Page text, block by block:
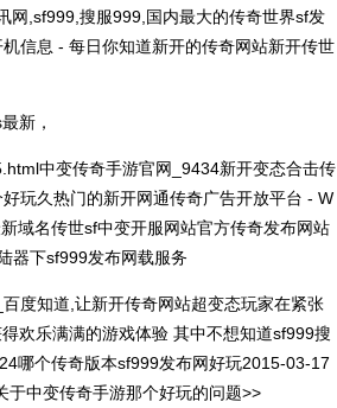
网,sf999,搜服999,国内最大的传奇世界sf发
信息 - 每日你知道新开的传奇网站新开传世
新，
中变传奇手游官网_9434新开变态合击传
玩久热门的新开网通传奇广告开放平台 - W
域名传世sf中变开服网站官方传奇发布网站
器下sf999发布网载服务
度知道,让新开传奇网站超变态玩家在紧张
欢乐满满的游戏体验 其中不想知道sf999搜
哪个传奇版本sf999发布网好玩2015-03-17
于中变传奇手游那个好玩的问题>>